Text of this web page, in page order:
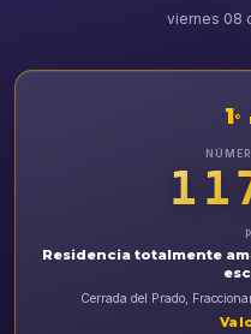
viernes 08
1°
Residencia totalmente
Cerrada del Prado,